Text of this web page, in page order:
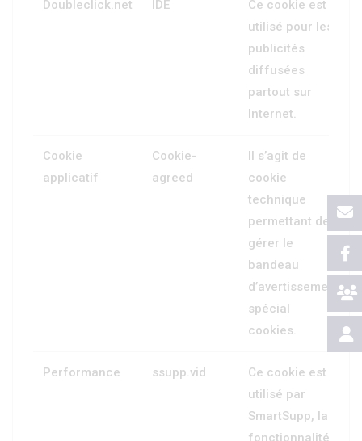
Doubleclick.net IDE
Ce cookie est
utilisé pour les
publicités
diffusées
partout sur
Internet.
Cookie
applicatif
Cookie-
agreed
Il s’agit de
cookie
technique
permettant de
gérer le
bandeau
d’avertissement
spécial
cookies.
Performance ssupp.vid
Ce cookie est
utilisé par
SmartSupp, la
fonctionnalité